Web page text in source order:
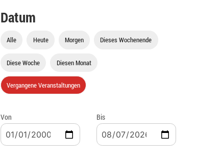
Datum
Alle Heute Morgen Dieses Wochenende
Diese Woche Diesen Monat
Vergangene Veranstaltungen
Von Bis